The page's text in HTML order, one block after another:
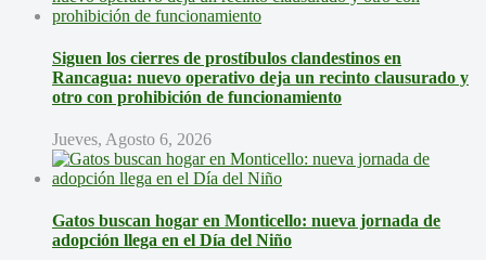
Siguen los cierres de prostíbulos clandestinos en
Rancagua: nuevo operativo deja un recinto clausurado y
otro con prohibición de funcionamiento
Jueves, Agosto 6, 2026
Gatos buscan hogar en Monticello: nueva jornada de
adopción llega en el Día del Niño